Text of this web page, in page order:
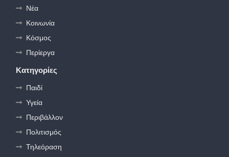
Νέα
Κοινωνία
Κόσμος
Περίεργα
Κατηγορίες
Παιδί
Υγεία
Περιβάλλον
Πολιτισμός
Τηλεόραση